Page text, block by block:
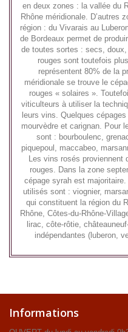
en deux zones : la vallée du
Rhône méridionale. D’autres
région : du Vivarais au
de Bordeaux permet de
de toutes sortes : secs,
rouges sont toutefois
représentent 80% de la
méridionale se trouve le
rouges « solaires ».
viticulteurs à utiliser la
leurs vins. Quelques
mourvèdre et carignan. Pour
sont : bourboulenc,
piquepoul, maccabeo,
Les vins rosés proviennent
rouges. Dans la zone
cépage syrah est
utilisés sont : viognier,
qui constituent la région du
Rhône, Côtes-du-Rhône-
lirac, côte-rôtie,
indépendantes (luberon,
Informations